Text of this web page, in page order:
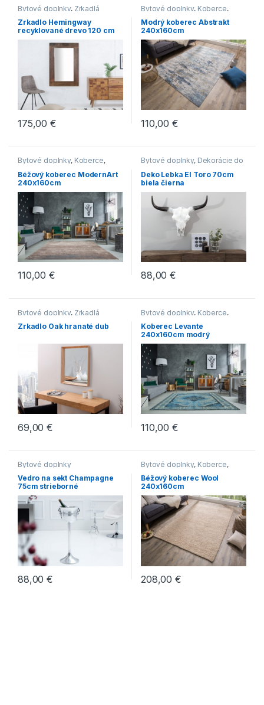
Bytové doplnky, Zrkadlá
Zrkadlo Hemingway
recyklované drevo 120 cm
175,00€
Bytové doplnky, Koberce,
Novinky
Modrý koberec Abstrakt
240x160cm
110,00€
Bytové doplnky, Koberce,
Novinky
Béžový koberec ModernArt
240x160cm
110,00€
Bytové doplnky, Dekorácie do
bytu
Deko Lebka El Toro 70cm
biela čierna
88,00€
Bytové doplnky, Zrkadlá
Zrkadlo Oak hranaté dub
69,00€
Bytové doplnky, Koberce,
Novinky
Koberec Levante
240x160cm modrý
110,00€
Bytové doplnky
Vedro na sekt Champagne
75cm strieborné
88,00€
Bytové doplnky, Koberce,
Novinky
Béžový koberec Wool
240x160cm
208,00€